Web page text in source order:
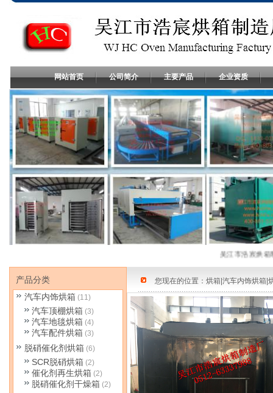
网站首页 公司简介 主要产品 企业资质
您现在的位置： 烘箱|汽车内饰烘箱|
吴江市浩宸烘箱制造
产品分类
汽车内饰烘箱 (11)
汽车顶棚烘箱 (3)
汽车地毯烘箱 (4)
汽车配件烘箱 (3)
脱硝催化剂烘箱 (6)
SCR脱硝烘箱 (2)
催化剂再生烘箱 (2)
脱硝催化剂干燥箱 (2)